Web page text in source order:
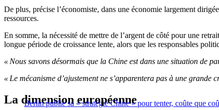
De plus, précise l’économiste, dans une économie largement
ressources.
En somme, la nécessité de mettre de l’argent de côté pour une
longue période de croissance lente, alors que les responsables
« Nous savons désormais que la Chine est dans une situation de
« Le mécanisme d’ajustement ne s’apparentera pas à une
Berlin publie sa « stratégie Chine » pour tenter, coûte que
La dimension européenne